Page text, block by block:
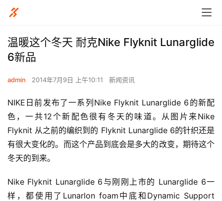
温暖这个冬天 耐克Nike Flyknit Lunarglide
6新品
admin 2014年7月9日 上午10:11 新闻资讯
NIKE日前发布了一系列Nike Flyknit Lunarglide 6的新配
色，一共12个新配色很有冬天的味道。从图片来Nike
Flyknit 从之前的编织到的 Flyknit Lunarglide 6的针织还是
有很大变化的。而这个产品到底会是多大的改变，期待这个
冬天的到来。
Nike Flyknit Lunarglide 6与刚刚上市的 Lunarglide 6一
样，都使用了Lunarlon foam中底和Dynamic Support